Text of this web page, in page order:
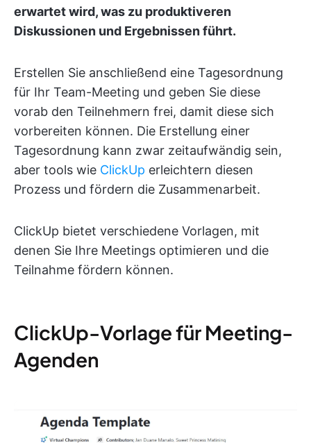
erwartet wird, was zu produktiveren
Diskussionen und Ergebnissen führt.
Erstellen Sie anschließend eine Tagesordnung
für Ihr Team-Meeting und geben Sie diese
vorab den Teilnehmern frei, damit diese sich
vorbereiten können. Die Erstellung einer
Tagesordnung kann zwar zeitaufwändig sein,
aber tools wie ClickUp erleichtern diesen
Prozess und fördern die Zusammenarbeit.
ClickUp bietet verschiedene Vorlagen, mit
denen Sie Ihre Meetings optimieren und die
Teilnahme fördern können.
ClickUp-Vorlage für Meeting-
Agenden